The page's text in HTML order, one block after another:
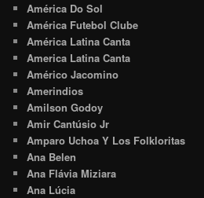
América Do Sol
América Futebol Clube
América Latina Canta
America Latina Canta
Américo Jacomino
Amerindios
Amilson Godoy
Amir Cantúsio Jr
Amparo Uchoa Y Los Folkloritas
Ana Belen
Ana Flávia Miziara
Ana Lúcia